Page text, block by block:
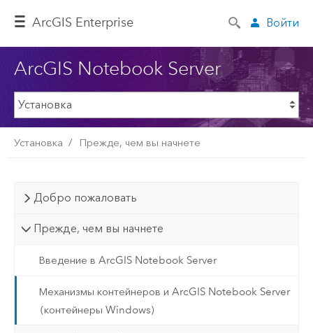
ArcGIS Enterprise Войти
ArcGIS Notebook Server
Установка Прежде, чем вы начнете
Добро пожаловать
Прежде, чем вы начнете
Введение в ArcGIS Notebook Server
Механизмы контейнеров и ArcGIS Notebook Server
(контейнеры Windows)